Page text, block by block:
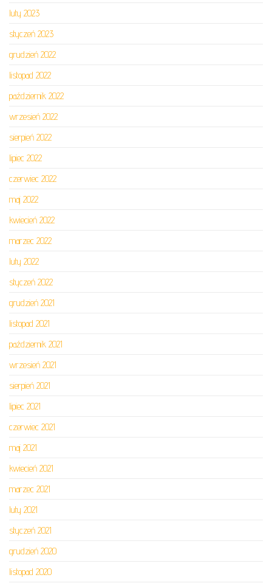
luty 2023
styczeń 2023
grudzień 2022
listopad 2022
październik 2022
wrzesień 2022
sierpień 2022
lipiec 2022
czerwiec 2022
maj 2022
kwiecień 2022
marzec 2022
luty 2022
styczeń 2022
grudzień 2021
listopad 2021
październik 2021
wrzesień 2021
sierpień 2021
lipiec 2021
czerwiec 2021
maj 2021
kwiecień 2021
marzec 2021
luty 2021
styczeń 2021
grudzień 2020
listopad 2020